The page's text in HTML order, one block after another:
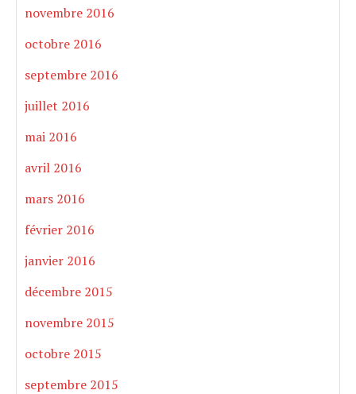
novembre 2016
octobre 2016
septembre 2016
juillet 2016
mai 2016
avril 2016
mars 2016
février 2016
janvier 2016
décembre 2015
novembre 2015
octobre 2015
septembre 2015